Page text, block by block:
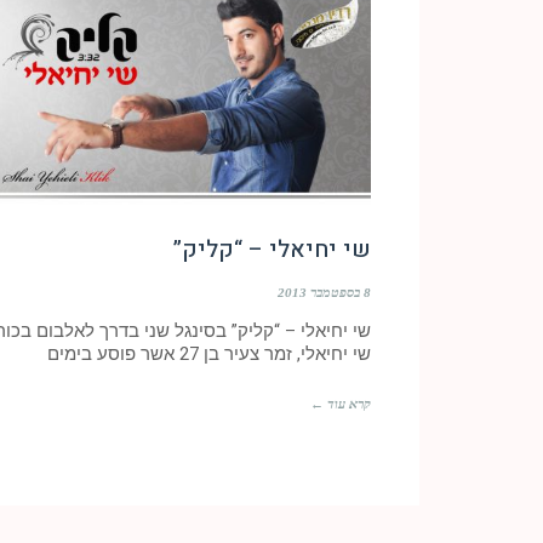
שי יחיאלי – “קליק”
8 בספטמבר 2013
שי יחיאלי – “קליק” בסינגל שני בדרך לאלבום
שי יחיאלי, זמר צעיר בן 27 אשר פוסע בימים
קרא עוד ←